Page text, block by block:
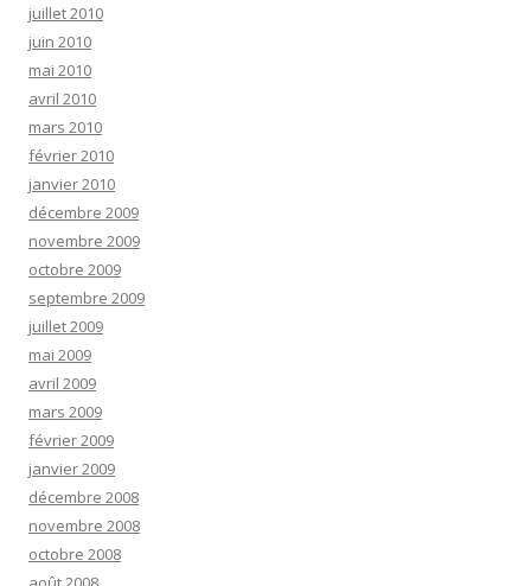
juillet 2010
juin 2010
mai 2010
avril 2010
mars 2010
février 2010
janvier 2010
décembre 2009
novembre 2009
octobre 2009
septembre 2009
juillet 2009
mai 2009
avril 2009
mars 2009
février 2009
janvier 2009
décembre 2008
novembre 2008
octobre 2008